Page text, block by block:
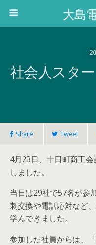
大島
社会人スタ
Share Tweet
4月23日、十日町商工
しました。
当日は29社で57名が参
刺交換や電話応対など
学んできました。
参加した社員からは、